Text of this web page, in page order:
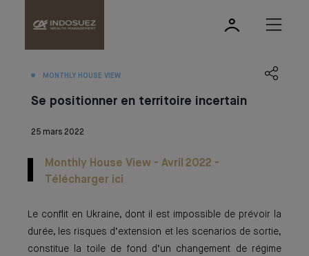
MONTHLY HOUSE VIEW
Se positionner en territoire incertain
25 mars 2022
Monthly House View - Avril 2022 -
Télécharger ici
Le conflit en Ukraine, dont il est impossible de prévoir la
durée, les risques d’extension et les scenarios de sortie,
constitue la toile de fond d’un changement de régime